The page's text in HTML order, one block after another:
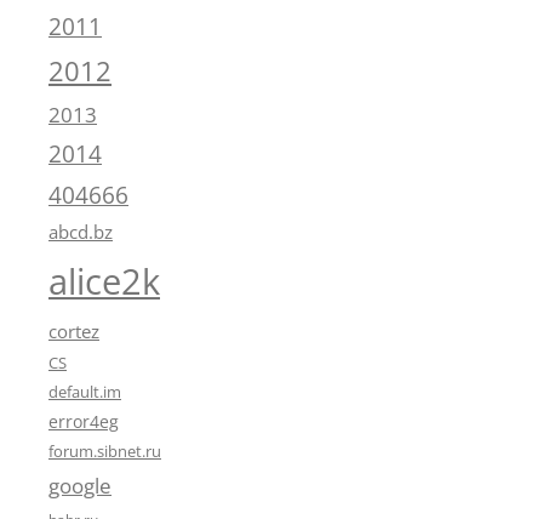
2011
2012
2013
2014
404666
abcd.bz
alice2k
cortez
CS
default.im
error4eg
forum.sibnet.ru
google